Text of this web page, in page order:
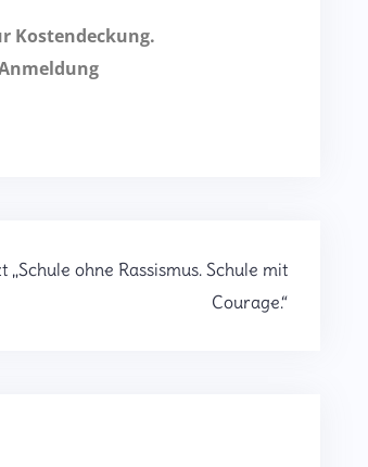
Kostendeckung.
„Schule ohne Rassismus. Schule mit
Courage.“